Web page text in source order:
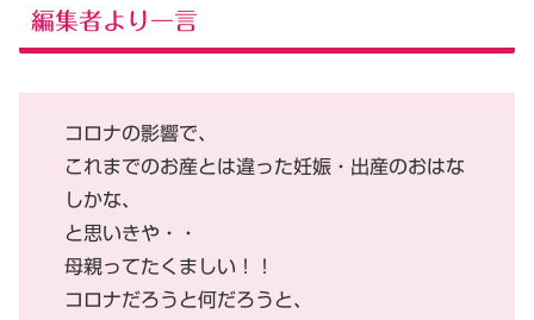
編集者より一言
コロナの影響で、
これまでのお産とは違った妊娠・出産のおはな
しかな、
と思いきや・・
母親ってたくましい！！
コロナだろうと何だろうと、